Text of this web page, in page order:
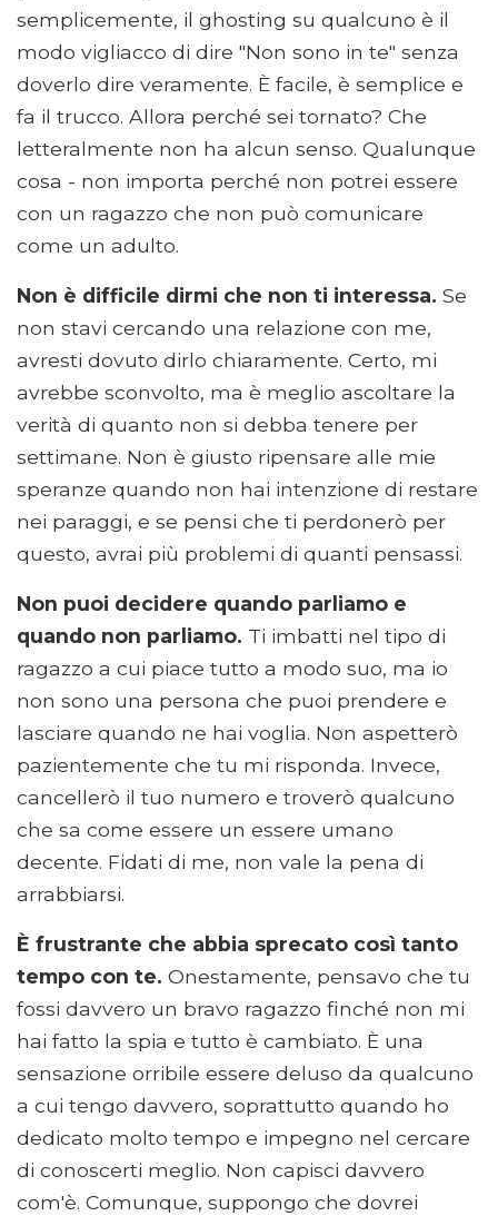
semplicemente, il ghosting su qualcuno è il
modo vigliacco di dire "Non sono in te" senza
doverlo dire veramente. È facile, è semplice e
fa il trucco. Allora perché sei tornato? Che
letteralmente non ha alcun senso. Qualunque
cosa - non importa perché non potrei essere
con un ragazzo che non può comunicare
come un adulto.
Non è difficile dirmi che non ti interessa. Se
non stavi cercando una relazione con me,
avresti dovuto dirlo chiaramente. Certo, mi
avrebbe sconvolto, ma è meglio ascoltare la
verità di quanto non si debba tenere per
settimane. Non è giusto ripensare alle mie
speranze quando non hai intenzione di restare
nei paraggi, e se pensi che ti perdonerò per
questo, avrai più problemi di quanti pensassi.
Non puoi decidere quando parliamo e
quando non parliamo. Ti imbatti nel tipo di
ragazzo a cui piace tutto a modo suo, ma io
non sono una persona che puoi prendere e
lasciare quando ne hai voglia. Non aspetterò
pazientemente che tu mi risponda. Invece,
cancellerò il tuo numero e troverò qualcuno
che sa come essere un essere umano
decente. Fidati di me, non vale la pena di
arrabbiarsi.
È frustrante che abbia sprecato così tanto
tempo con te. Onestamente, pensavo che tu
fossi davvero un bravo ragazzo finché non mi
hai fatto la spia e tutto è cambiato. È una
sensazione orribile essere deluso da qualcuno
a cui tengo davvero, soprattutto quando ho
dedicato molto tempo e impegno nel cercare
di conoscerti meglio. Non capisci davvero
com'è. Comunque, suppongo che dovrei